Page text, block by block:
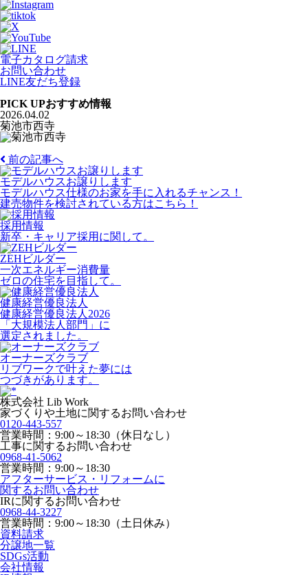
電子カタログ請求
お問い合わせ
LINE友だち登録
PICK UPおすすめ情報
2026.04.02
菊池市西寺
前の記事へ
モデルハウスお譲りします
モデルハウス仕様のお家を手に入れるチャンス！
建売物件を検討されている方はこちら！
採用情報
新卒・キャリア採用に関して。
ZEHビルダー
一次エネルギー消費量
ゼロの住宅を目指して。
健康経営優良法人
健康経営優良法人2026
「大規模法人部門」に
選定されました。
オーナーズクラブ
リブワークで叶えた夢には
つづきがあります。
株式会社 Lib Work
家づくりや土地に関するお問い合わせ
0120-443-557
営業時間：9:00～18:30（休日なし）
工事に関するお問い合わせ
0968-41-5062
営業時間：9:00～18:30
アフターサービス・リフォームに
関するお問い合わせ
IRに関するお問い合わせ
0968-44-3227
営業時間：9:00～18:30（土日休み）
資料請求
分譲地一覧
SDGs活動
会社情報